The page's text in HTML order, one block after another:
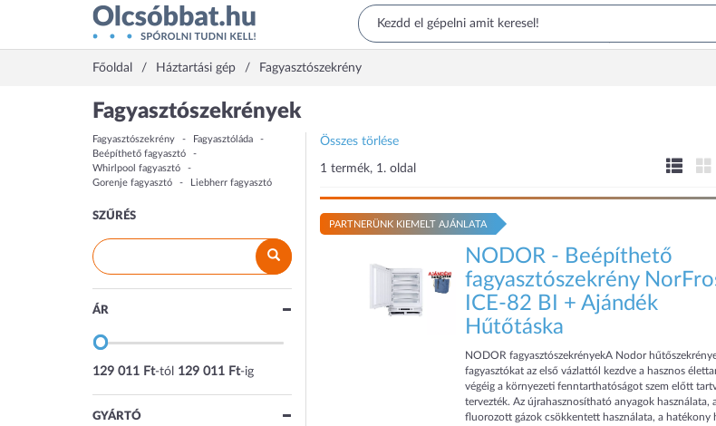
Főoldal Háztartási gép Fagyasztószekrény
Fagyasztószekrények
Fagyasztószekrény
Fagyasztóláda
Beépíthető fagyasztó
Whirlpool fagyasztó
Gorenje fagyasztó
Liebherr fagyasztó
SZŰRÉS
ÁR
129 011 Ft-tól 129 011 Ft-ig
GYÁRTÓ
Összes törlése
1 termék, 1. oldal
PARTNERÜNK KIEMELT AJÁNLATA
NODOR - Beépíthető
fagyasztószekrény
ICE-82 BI + Ajándék
Hűtőtáska
NODOR fagyasztószekrényekA Nodor
fagyasztókat az első vázlattól kezdve a hasznos
végéig a környezeti fenntarthatóságot szem előtt
tervezték. Az újrahasznosítható anyagok használata,
fluorozott gázok csökkentett használata, a hatékony